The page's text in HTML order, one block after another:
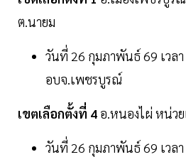
ต.นายม
วันที่ 26 กุมภาพันธ์ 69 เวล
อบจ.เพชรบูรณ์
เขตเลือกตั้งที่ 4 อ.หนองไผ่ หน่ว
วันที่ 26 กุมภาพันธ์ 69 เวล